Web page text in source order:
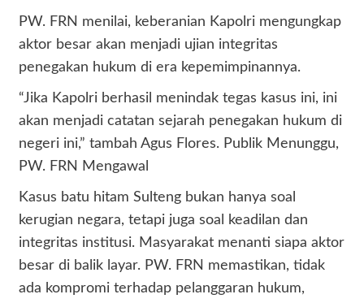
PW. FRN menilai, keberanian Kapolri mengungkap
aktor besar akan menjadi ujian integritas
penegakan hukum di era kepemimpinannya.
“Jika Kapolri berhasil menindak tegas kasus ini, ini
akan menjadi catatan sejarah penegakan hukum di
negeri ini,” tambah Agus Flores. Publik Menunggu,
PW. FRN Mengawal
Kasus batu hitam Sulteng bukan hanya soal
kerugian negara, tetapi juga soal keadilan dan
integritas institusi. Masyarakat menanti siapa aktor
besar di balik layar. PW. FRN memastikan, tidak
ada kompromi terhadap pelanggaran hukum,